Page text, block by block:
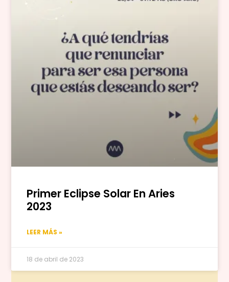
Primer Eclipse Solar En Aries
2023
LEER MÁS »
18 de abril de 2023